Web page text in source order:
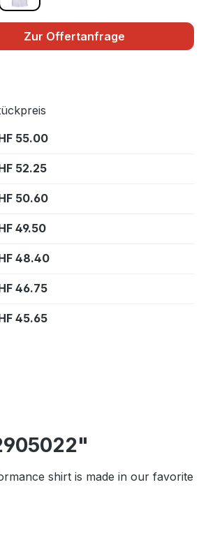
Zur Offertanfrage
55.00
52.25
50.60
49.50
48.40
46.75
45.65
shirt is made in our favorite